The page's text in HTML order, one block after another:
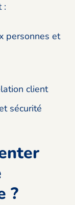
:
personnes et
client
sécurité
?